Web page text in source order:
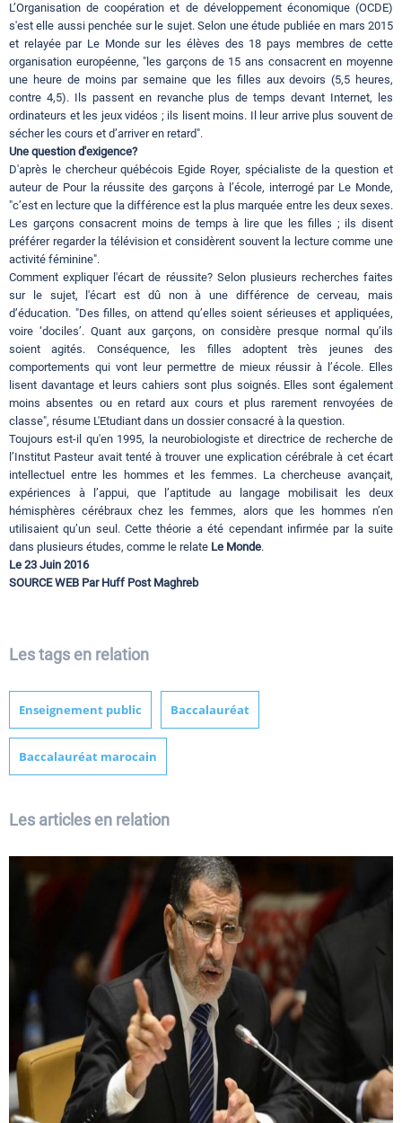
L’Organisation de coopération et de développement économique (OCDE)
s'est elle aussi penchée sur le sujet. Selon une étude publiée en mars 2015
et relayée par Le Monde sur les élèves des 18 pays membres de cette
organisation européenne, "les garçons de 15 ans consacrent en moyenne
une heure de moins par semaine que les filles aux devoirs (5,5 heures,
contre 4,5). Ils passent en revanche plus de temps devant Internet, les
ordinateurs et les jeux vidéos ; ils lisent moins. Il leur arrive plus souvent de
sécher les cours et d’arriver en retard".
Une question d'exigence?
D'après le chercheur québécois Egide Royer, spécialiste de la question et
auteur de Pour la réussite des garçons à l’école, interrogé par Le Monde,
"c’est en lecture que la différence est la plus marquée entre les deux sexes.
Les garçons consacrent moins de temps à lire que les filles ; ils disent
préférer regarder la télévision et considèrent souvent la lecture comme une
activité féminine".
Comment expliquer l'écart de réussite? Selon plusieurs recherches faites
sur le sujet, l'écart est dû non à une différence de cerveau, mais
d’éducation. "Des filles, on attend qu’elles soient sérieuses et appliquées,
voire ‘dociles’. Quant aux garçons, on considère presque normal qu’ils
soient agités. Conséquence, les filles adoptent très jeunes des
comportements qui vont leur permettre de mieux réussir à l’école. Elles
lisent davantage et leurs cahiers sont plus soignés. Elles sont également
moins absentes ou en retard aux cours et plus rarement renvoyées de
classe", résume L'Etudiant dans un dossier consacré à la question.
Toujours est-il qu'en 1995, la neurobiologiste et directrice de recherche de
l’Institut Pasteur avait tenté à trouver une explication cérébrale à cet écart
intellectuel entre les hommes et les femmes. La chercheuse avançait,
expériences à l’appui, que l’aptitude au langage mobilisait les deux
hémisphères cérébraux chez les femmes, alors que les hommes n’en
utilisaient qu’un seul. Cette théorie a été cependant infirmée par la suite
dans plusieurs études, comme le relate Le Monde.
Le 23 Juin 2016
SOURCE WEB Par Huff Post Maghreb
Les tags en relation
Enseignement public Baccalauréat
Baccalauréat marocain
Les articles en relation